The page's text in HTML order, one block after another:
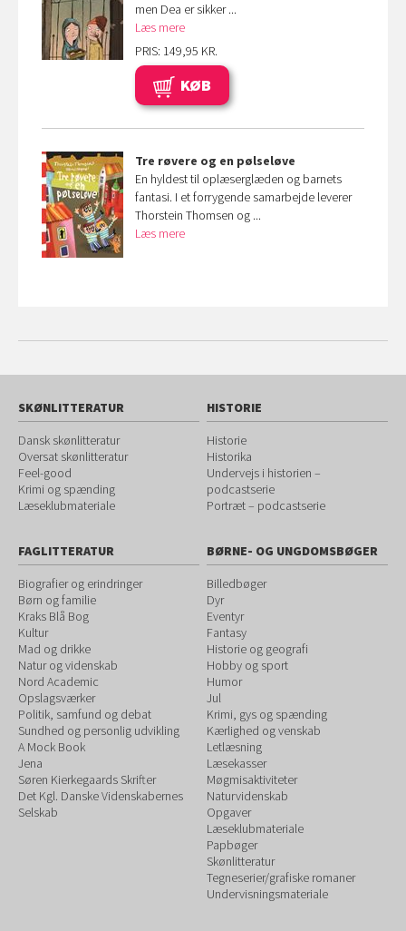
men Dea er sikker ...
Læs mere
PRIS: 149,95 KR.
KØB
Tre røvere og en pølseløve
En hyldest til oplæserglæden og barnets
fantasi. I et forrygende samarbejde leverer
Thorstein Thomsen og ...
Læs mere
SKØNLITTERATUR
Dansk skønlitteratur
Oversat skønlitteratur
Feel-good
Krimi og spænding
Læseklubmateriale
HISTORIE
Historie
Historika
Undervejs i historien –
podcastserie
Portræt – podcastserie
FAGLITTERATUR
Biografier og erindringer
Børn og familie
Kraks Blå Bog
Kultur
Mad og drikke
Natur og videnskab
Nord Academic
Opslagsværker
Politik, samfund og debat
Sundhed og personlig udvikling
A Mock Book
Jena
Søren Kierkegaards Skrifter
Det Kgl. Danske Videnskabernes
Selskab
BØRNE- OG UNGDOMSBØGER
Billedbøger
Dyr
Eventyr
Fantasy
Historie og geografi
Hobby og sport
Humor
Jul
Krimi, gys og spænding
Kærlighed og venskab
Letlæsning
Læsekasser
Møgmisaktiviteter
Naturvidenskab
Opgaver
Læseklubmateriale
Papbøger
Skønlitteratur
Tegneserier/grafiske romaner
Undervisningsmateriale